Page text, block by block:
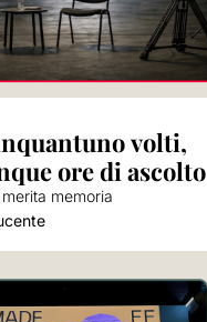
volti,
ore di ascolto
memoria